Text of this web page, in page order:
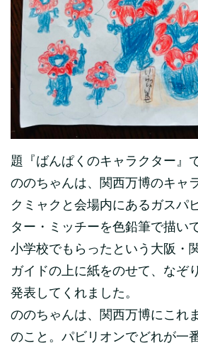
題『ばんぱくのキャラクター』で
ののちゃんは、関西万博のキャ
クミャクと会場内にあるガスパ
ター・ミッチーを色鉛筆で描い
小学校でもらったという大阪・
ガイドの上に紙をのせて、なぞ
発表してくれました。
ののちゃんは、関西万博にこれ
のこと。パビリオンでどれが一